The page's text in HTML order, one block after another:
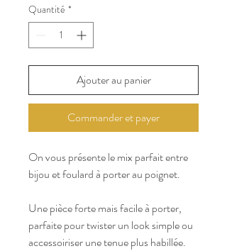
Quantité *
Ajouter au panier
Commander et payer
On vous présente le mix parfait entre
bijou et foulard à porter au poignet.
Une pièce forte mais facile à porter,
parfaite pour twister un look simple ou
accessoiriser une tenue plus habillée.